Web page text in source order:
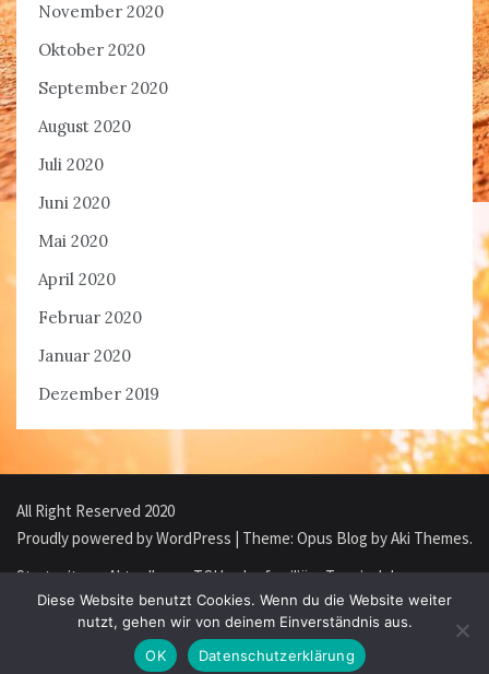
November 2020
Oktober 2020
September 2020
August 2020
Juli 2020
Juni 2020
Mai 2020
April 2020
Februar 2020
Januar 2020
Dezember 2019
All Right Reserved 2020
Proudly powered by WordPress
Theme: Opus Blog byAki Themes.
Startseite
Aktuelles TCH – der familiäre Tennisclub
Mitgliedschaft TCH Webshop Impressum/Datenschutz
Diese Website benutzt Cookies. Wenn du die Website weiter
nutzt, gehen wir von deinem Einverständnis aus.
OK
Datenschutzerklärung